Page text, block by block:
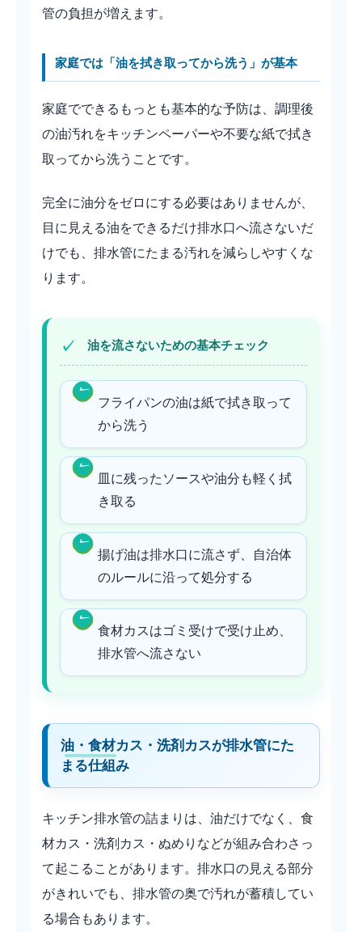
管の負担が増えます。
家庭では「油を拭き取ってから洗う」が基本
家庭でできるもっとも基本的な予防は、調理後
の油汚れをキッチンペーパーや不要な紙で拭き
取ってから洗うことです。
完全に油分をゼロにする必要はありませんが、
目に見える油をできるだけ排水口へ流さないだ
けでも、排水管にたまる汚れを減らしやすくな
ります。
油を流さないための基本チェック
フライパンの油は紙で拭き取って
から洗う
皿に残ったソースや油分も軽く拭
き取る
揚げ油は排水口に流さず、自治体
のルールに沿って処分する
食材カスはゴミ受けで受け止め、
排水管へ流さない
油・食材カス・洗剤カスが排水管にた
まる仕組み
キッチン排水管の詰まりは、油だけでなく、食
材カス・洗剤カス・ぬめりなどが組み合わさっ
て起こることがあります。排水口の見える部分
がきれいでも、排水管の奥で汚れが蓄積してい
る場合もあります。